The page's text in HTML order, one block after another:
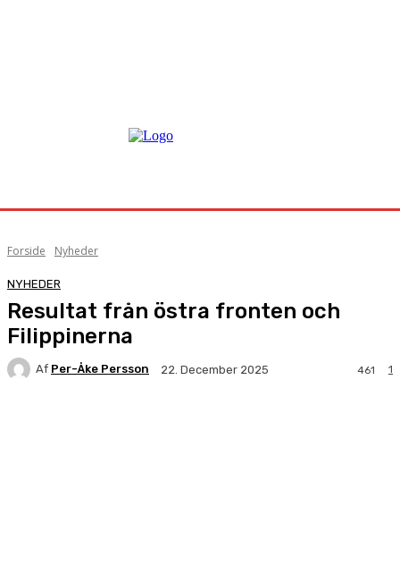
Forside Nyheder
NYHEDER
Resultat från östra fronten och
Filippinerna
Af Per-Åke Persson 22. December 2025 1
461